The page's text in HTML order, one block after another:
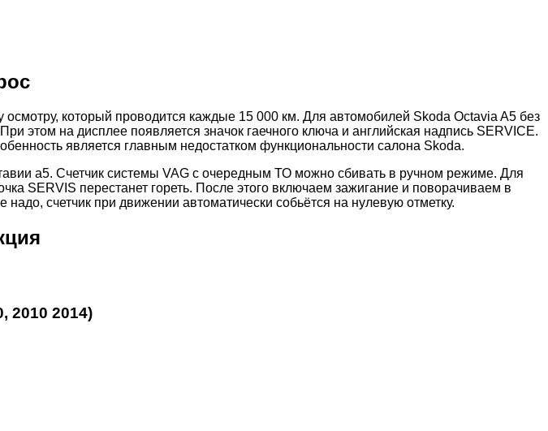
который проводится каждые 15 000 км. Для автомобилей Skoda Octavia A5 без
этом на дисплее появляется значок гаечного ключа и английская надпись SERVICE.
является главным недостатком функциональности салона Skoda.
а5. Счетчик системы VAG с очередным ТО можно сбивать в ручном режиме. Для
SERVIS перестанет гореть. После этого включаем зажигание и поворачиваем в
счетчик при движении автоматически собьётся на нулевую отметку.
2010 2014)